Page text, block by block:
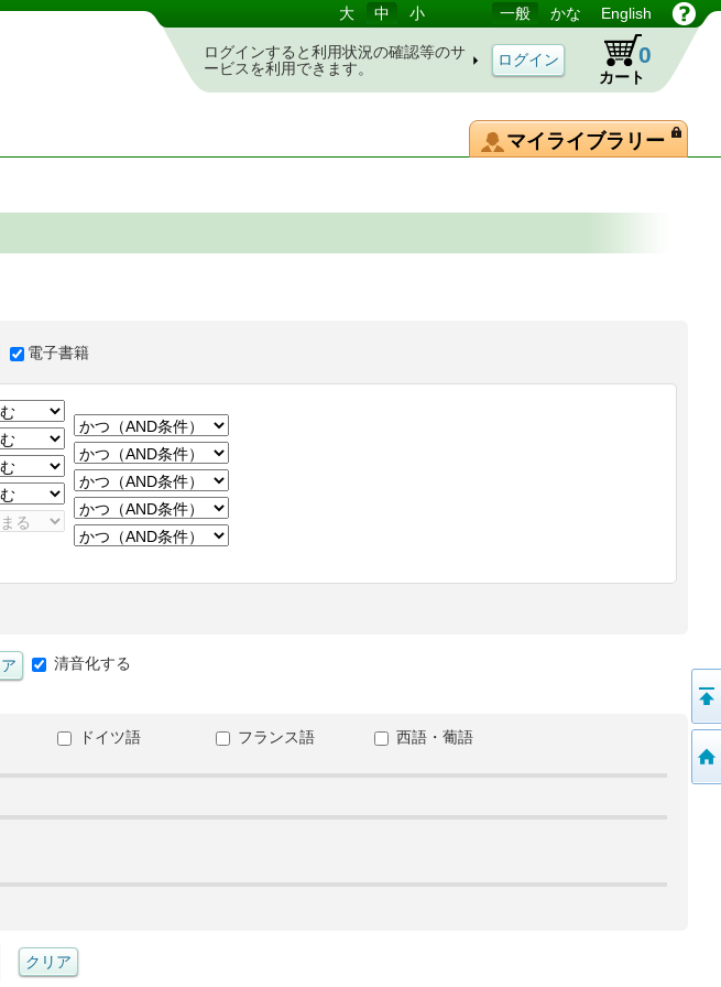
大 中 小 一般 かな English
ログインすると利用状況の確認等のサ
ービスを利用できます。
カート
0
マイライブラリー
電子書籍
清音化する
ドイツ語 フランス語
西語・葡語